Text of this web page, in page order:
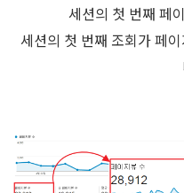
세션의 첫 번째 페
세션의 첫 번째 조회가 페